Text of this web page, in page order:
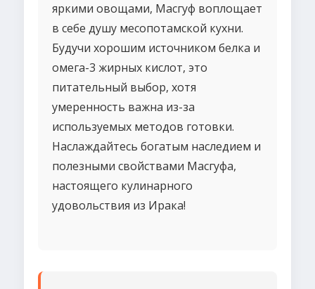
яркими овощами, Масгуф воплощает
в себе душу месопотамской кухни.
Будучи хорошим источником белка и
омега-3 жирных кислот, это
питательный выбор, хотя
умеренность важна из-за
используемых методов готовки.
Наслаждайтесь богатым наследием и
полезными свойствами Масгуфа,
настоящего кулинарного
удовольствия из Ирака!